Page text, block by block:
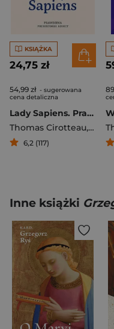
KSIĄŻKA
24,75 zł
54,99 zł - sugerowana
cena detaliczna
Lady Sapiens. Prawdziwa prehistoria kobiet
Thomas Cirotteau,
6,2 (117)
Inne książki